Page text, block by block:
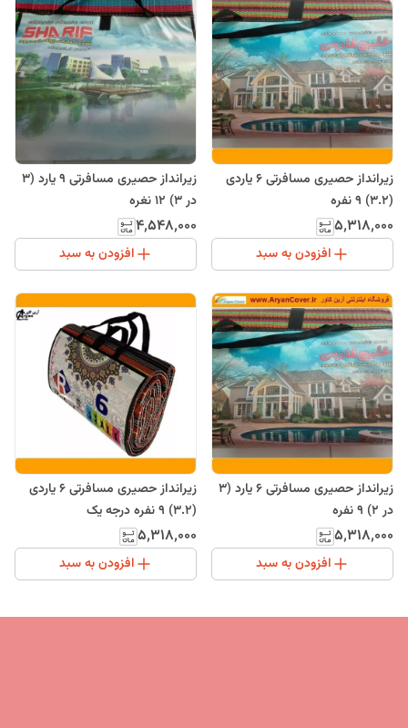
زیرانداز حصیری مسافرتی 6 یاردی
(3.2) 9 نفره
۵٬۳۱۸٬۰۰۰
افزودن به سبد
زیرانداز حصیری مسافرتی 9 یارد (3
در 3) 12 نغره
۴٬۵۴۸٬۰۰۰
افزودن به سبد
زیرانداز حصیری مسافرتی 6 یارد (3
در 2) 9 نفره
۵٬۳۱۸٬۰۰۰
افزودن به سبد
زیرانداز حصیری مسافرتی 6 یاردی
(3.2) 9 نفره درجه یک
۵٬۳۱۸٬۰۰۰
افزودن به سبد